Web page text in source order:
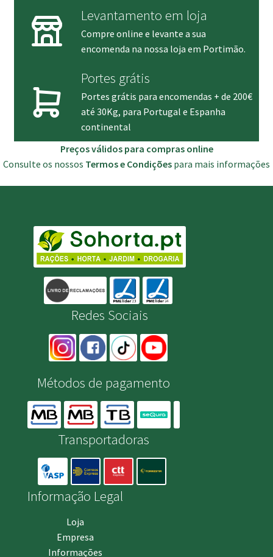
Levantamento em loja
Compre online e levante a sua
encomenda na nossa loja em Portimão.
Portes grátis
Portes grátis para encomendas + de 200€
até 30Kg, para Portugal e Espanha
continental
Preços válidos para compras online
Consulte os nossos Termos e Condições para mais informações
Redes Sociais
Métodos de pagamento
Transportadoras
Informação Legal
Loja
Empresa
Informações